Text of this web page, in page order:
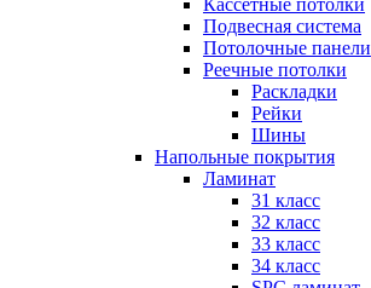
Кассетные потолки
Подвесная система
Потолочные панели
Реечные потолки
Раскладки
Рейки
Шины
Напольные покрытия
Ламинат
31 класс
32 класс
33 класс
34 класс